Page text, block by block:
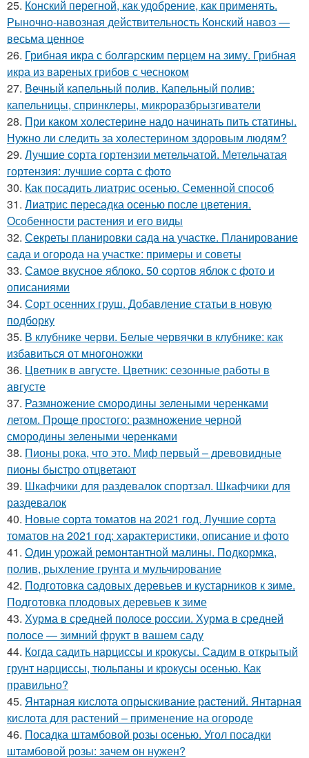
25. Конский перегной, как удобрение, как применять.
Рыночно-навозная действительность Конский навоз —
весьма ценное
26. Грибная икра с болгарским перцем на зиму. Грибная
икра из вареных грибов с чесноком
27. Вечный капельный полив. Капельный полив:
капельницы, спринклеры, микроразбрызгиватели
28. При каком холестерине надо начинать пить статины.
Нужно ли следить за холестерином здоровым людям?
29. Лучшие сорта гортензии метельчатой. Метельчатая
гортензия: лучшие сорта с фото
30. Как посадить лиатрис осенью. Семенной способ
31. Лиатрис пересадка осенью после цветения.
Особенности растения и его виды
32. Секреты планировки сада на участке. Планирование
сада и огорода на участке: примеры и советы
33. Самое вкусное яблоко. 50 сортов яблок с фото и
описаниями
34. Сорт осенних груш. Добавление статьи в новую
подборку
35. В клубнике черви. Белые червячки в клубнике: как
избавиться от многоножки
36. Цветник в августе. Цветник: сезонные работы в
августе
37. Размножение смородины зелеными черенками
летом. Проще простого: размножение черной
смородины зелеными черенками
38. Пионы рока, что это. Миф первый – древовидные
пионы быстро отцветают
39. Шкафчики для раздевалок спортзал. Шкафчики для
раздевалок
40. Новые сорта томатов на 2021 год. Лучшие сорта
томатов на 2021 год: характеристики, описание и фото
41. Один урожай ремонтантной малины. Подкормка,
полив, рыхление грунта и мульчирование
42. Подготовка садовых деревьев и кустарников к зиме.
Подготовка плодовых деревьев к зиме
43. Хурма в средней полосе россии. Хурма в средней
полосе — зимний фрукт в вашем саду
44. Когда садить нарциссы и крокусы. Садим в открытый
грунт нарциссы, тюльпаны и крокусы осенью. Как
правильно?
45. Янтарная кислота опрыскивание растений. Янтарная
кислота для растений – применение на огороде
46. Посадка штамбовой розы осенью. Угол посадки
штамбовой розы: зачем он нужен?